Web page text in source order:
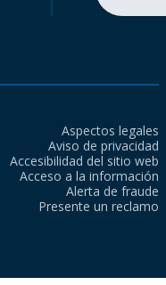
Aspectos legales
Aviso de privacidad
Accesibilidad del sitio web
Acceso a la información
Alerta de fraude
Presente un reclamo